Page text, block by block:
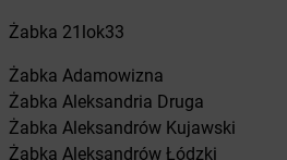
Żabka 21lok33
Żabka Adamowizna
Żabka Aleksandria Druga
Żabka Aleksandrów Kujawski
Żabka Aleksandrów Łódzki